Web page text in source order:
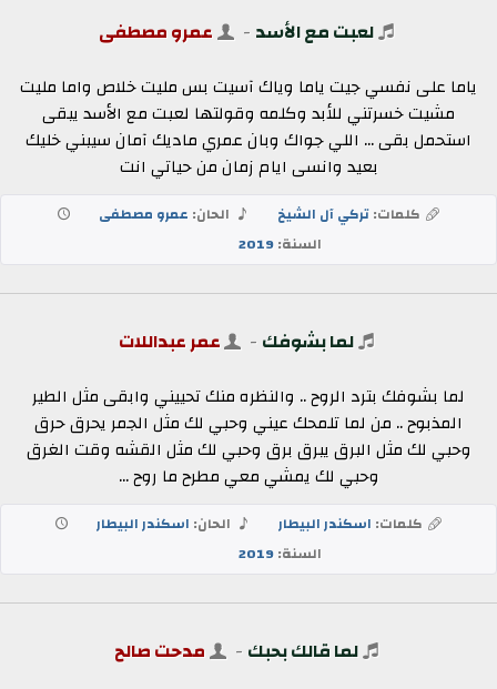
لعبت مع الأسد - عمرو مصطفى
ياما على نفسي جيت ياما وياك آسيت بس مليت خلاص واما مليت
مشيت خسرتني للأبد وكلمه وقولتها لعبت مع الأسد يبقى
استحمل بقى ... اللي جواك وبان عمري ماديك آمان سيبني خليك
بعيد وانسى ايام زمان من حياتي انت
كلمات:تركي آل الشيخ الحان: عمرو مصطفى
السنة:2019
لما بشوفك - عمر عبداللات
لما بشوفك بترد الروح .. والنظره منك تحييني وابقى مثل الطير
المذبوح .. من لما تلمحك عيني وحبي لك مثل الجمر يحرق حرق
وحبي لك مثل البرق يبرق برق وحبي لك مثل القشه وقت الغرق
وحبي لك يمشي معي مطرح ما روح ...
كلمات: اسكندر البيطار الحان: اسكندر البيطار
السنة:2019
لما قالك بحبك - مدحت صالح